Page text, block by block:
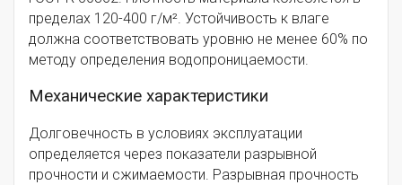
пределах 120-400 г/м². Устойчивость к влаге
должна соответствовать уровню не менее 60% по
методу определения водопроницаемости.
Механические характеристики
Долговечность в условиях эксплуатации
определяется через показатели разрывной
прочности и сжимаемости. Разрывная прочность